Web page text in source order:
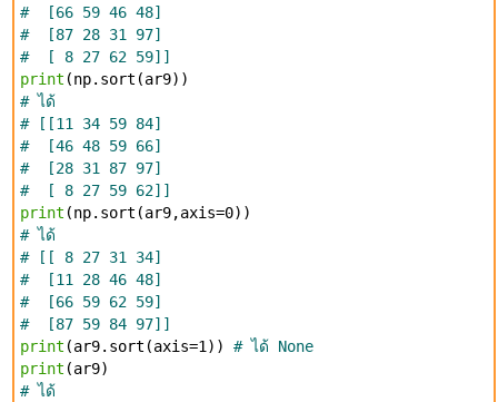
# [66 59 46 48]
# [87 28 31 97]
# [ 8 27 62 59]]
print (np.sort(ar9))
# ได้
# [[11 34 59 84]
# [46 48 59 66]
# [28 31 87 97]
# [ 8 27 59 62]]
print (np.sort(ar9,axis=0))
# ได้
# [[ 8 27 31 34]
# [11 28 46 48]
# [66 59 62 59]
# [87 59 84 97]]
print (ar9.sort(axis=1)) # ได้ None
print (ar9)
# ได้